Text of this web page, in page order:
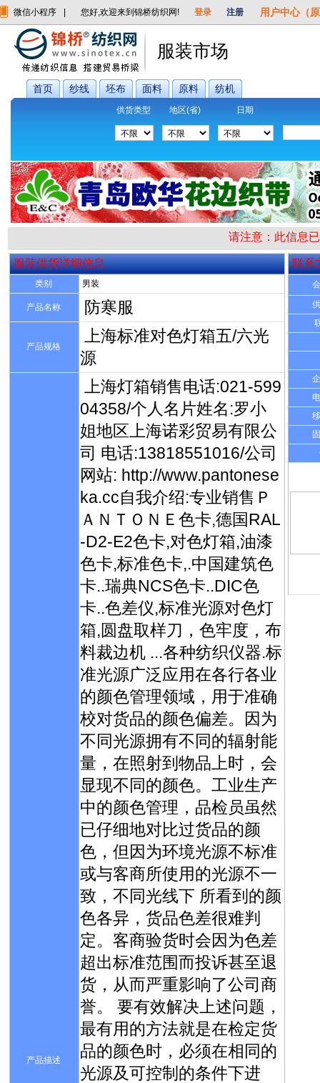
微信小程序 您好,欢迎来到锦桥纺织网! 登录 注册 用户中心（
服装市场
首页 纱线 坯布 面料 原料 纺机
供货类型 地区(省) 日期
请注意：此信息
服装供货详细信息
类别 男装
产品名称 防寒服
产品规格
上海标准对色灯箱五/六光
源
产品描述
上海灯箱销售电话:021-599
04358/个人名片姓名:罗小
姐地区上海诺彩贸易有限公
司 电话:13818551016/公司
网站: http://www.pantonese
ka.cc自我介绍:专业销售Ｐ
ＡＮＴＯＮＥ色卡,德国RAL
-D2-E2色卡,对色灯箱,油漆
色卡,标准色卡,.中国建筑色
卡..瑞典NCS色卡..DIC色
卡..色差仪,标准光源对色灯
箱,圆盘取样刀，色牢度，布
料裁边机 ...各种纺织仪器.标
准光源广泛应用在各行各业
的颜色管理领域，用于准确
校对货品的颜色偏差。因为
不同光源拥有不同的辐射能
量，在照射到物品上时，会
显现不同的颜色。工业生产
中的颜色管理，品检员虽然
已仔细地对比过货品的颜
色，但因为环境光源不标准
或与客商所使用的光源不一
致，不同光线下 所看到的颜
色各异，货品色差很难判
定。客商验货时会因为色差
超出标准范围而投诉甚至退
货，从而严重影响了公司商
誉。 要有效解决上述问题，
最有用的方法就是在检定货
品的颜色时，必须在相同的
光源及可控制的条件下进
联系